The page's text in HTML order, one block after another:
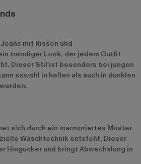
mit Rissen und
trendiger Look, der jedem Outfit
Dieser Stil ist besonders bei jungen
sowohl in hellen als auch in dunklen
sich durch ein marmoriertes Muster
Waschtechnik entsteht. Dieser
Hingucker und bringt Abwechslung in